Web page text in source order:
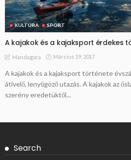
KULTÚRA SPORT
A kajakok és a kajaksport érdekes
Mandagora Március 19, 2017
A kajakok és a kajaksport története
átívelő, lenyűgöző utazás. A kajakok az
szerény eredetüktől...
Search